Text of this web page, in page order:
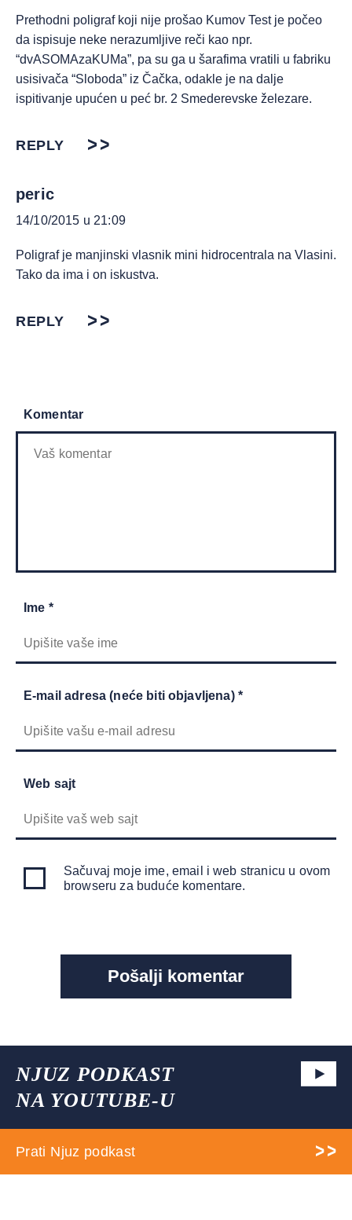
Prethodni poligraf koji nije prošao Kumov Test je počeo
da ispisuje neke nerazumljive reči kao npr.
“dvASOMAzaKUMa”, pa su ga u šarafima vratili u fabriku
usisivača “Sloboda” iz Čačka, odakle je na dalje
ispitivanje upućen u peć br. 2 Smederevske železare.
REPLY
peric
14/10/2015 u 21:09
Poligraf je manjinski vlasnik mini hidrocentrala na Vlasini.
Tako da ima i on iskustva.
REPLY
Komentar
Ime *
E-mail adresa (neće biti objavljena) *
Web sajt
Sačuvaj moje ime, email i web stranicu u ovom
browseru za buduće komentare.
NJUZ PODKAST
NA YOUTUBE-U
Prati Njuz podkast